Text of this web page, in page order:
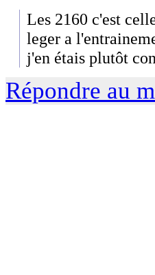
Les 2160 c'est
leger a
j'en étais plutôt
Répondre au